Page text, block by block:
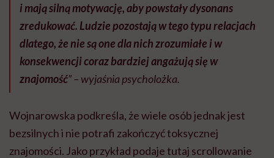
i mają silną motywację, aby powstały dysonans
zredukować. Ludzie pozostają w tego typu relacjach
dlatego, że nie są one dla nich zrozumiałe i w
konsekwencji coraz bardziej angażują się w
znajomość” – wyjaśnia psycholożka.
Wojnarowska podkreśla, że wiele osób jednak jest
bezsilnych i nie potrafi zakończyć toksycznej
znajomości. Jako przykład podaje tutaj scrollowanie